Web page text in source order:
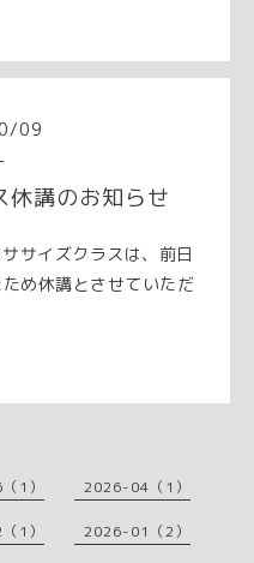
/09
講のお知らせ
サイズクラスは、前日
め休講とさせていただ
1） 2026-04（1）
1） 2026-01（2）